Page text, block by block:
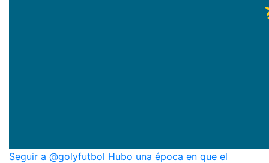
Seguir a @golyfutbol Hubo una época en que el